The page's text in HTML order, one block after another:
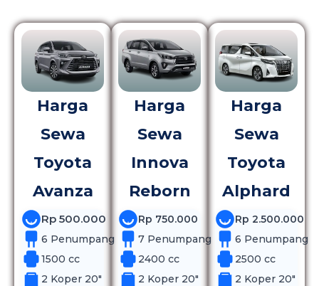
Harga
Sewa
Toyota
Avanza
Rp 500.000
6 Penumpang
1500 cc
2 Koper 20"
Harga
Sewa
Innova
Reborn
Rp 750.000
7 Penumpang
2400 cc
2 Koper 20"
Harga
Sewa
Toyota
Alphard
Rp 2.500.000
6 Penumpang
2500 cc
2 Koper 20"